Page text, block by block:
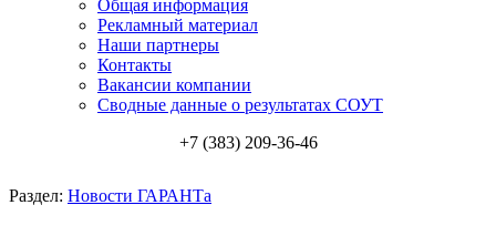
Общая информация
Рекламный материал
Наши партнеры
Контакты
Вакансии компании
Сводные данные о результатах СОУТ
+7 (383) 209-36-46
Раздел: Новости ГАРАНТа